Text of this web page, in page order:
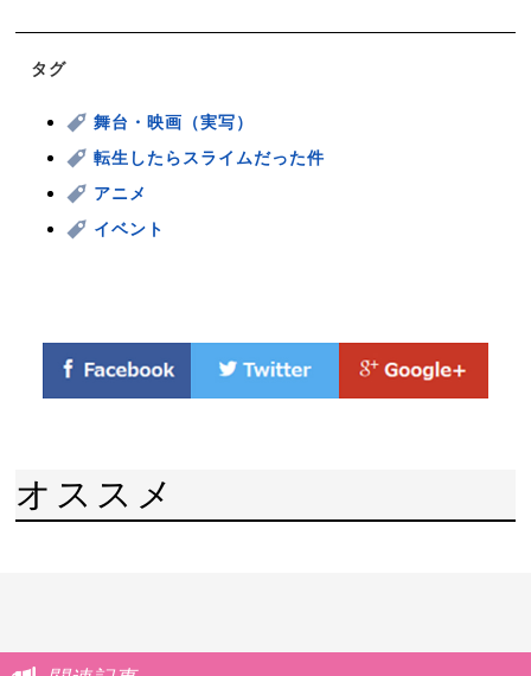
タグ
舞台・映画（実写）
転生したらスライムだった件
アニメ
イベント
オススメ